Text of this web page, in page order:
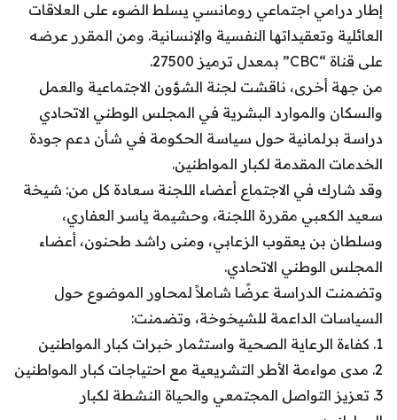
إطار درامي اجتماعي رومانسي يسلط الضوء على العلاقات
العائلية وتعقيداتها النفسية والإنسانية. ومن المقرر عرضه
على قناة “CBC” بمعدل ترميز 27500.
من جهة أخرى، ناقشت لجنة الشؤون الاجتماعية والعمل
والسكان والموارد البشرية في المجلس الوطني الاتحادي
دراسة برلمانية حول سياسة الحكومة في شأن دعم جودة
الخدمات المقدمة لكبار المواطنين.
وقد شارك في الاجتماع أعضاء اللجنة سعادة كل من: شيخة
سعيد الكعبي مقررة اللجنة، وحشيمة ياسر العفاري،
وسلطان بن يعقوب الزعابي، ومنى راشد طحنون، أعضاء
المجلس الوطني الاتحادي.
وتضمنت الدراسة عرضًا شاملاً لمحاور الموضوع حول
السياسات الداعمة للشيخوخة، وتضمنت:
1. كفاءة الرعاية الصحية واستثمار خبرات كبار المواطنين
2. مدى مواءمة الأطر التشريعية مع احتياجات كبار المواطنين
3. تعزيز التواصل المجتمعي والحياة النشطة لكبار